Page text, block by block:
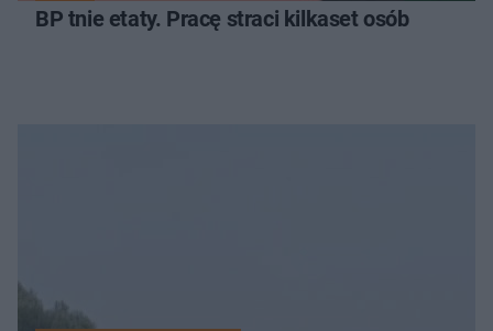
BP tnie etaty. Pracę straci kilkaset osób